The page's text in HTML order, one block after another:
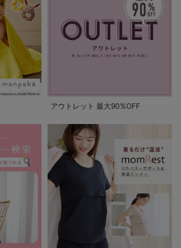
アウトレット 最大90%OFF